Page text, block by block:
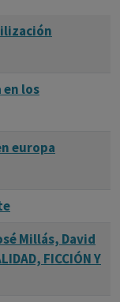
los
europa
Millás, David
FICCIÓN Y